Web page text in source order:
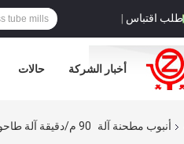
طلب اقتباس |
حالات أخبار الشركة
أنبوب مطحنة آلة 90 م/دقيقة آلة طاحونة أنابيب لإنتاج الأنابيب الهيكلية